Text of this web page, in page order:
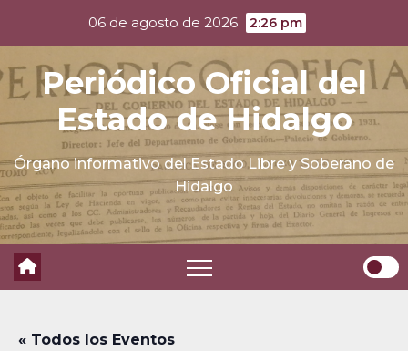
content
06 de agosto de 2026 2:26 pm
Periódico Oficial del
Estado de Hidalgo
Órgano informativo del Estado Libre y Soberano de
Hidalgo
« Todos los Eventos